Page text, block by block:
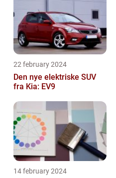
22 february 2024
Den nye elektriske SUV
fra Kia: EV9
14 february 2024